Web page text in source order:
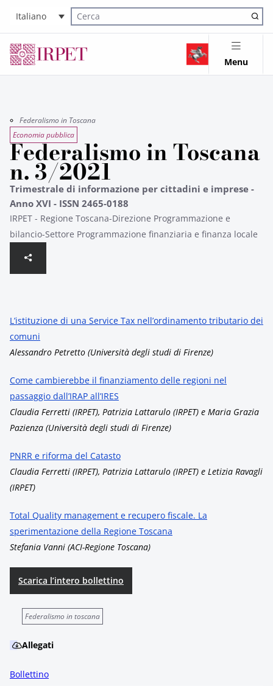
Italiano
Cerca nel sito
Menu
Federalismo in Toscana
Economia pubblica
Federalismo in Toscana
n. 3/2021
Trimestrale di informazione per cittadini e imprese -
Anno XVI - ISSN 2465-0188
IRPET - Regione Toscana-Direzione Programmazione e
bilancio-Settore Programmazione finanziaria e finanza locale
L’istituzione di una Service Tax nell’ordinamento tributario dei
comuni
Alessandro Petretto (Università degli studi di Firenze)
Come cambierebbe il finanziamento delle regioni nel
passaggio dall’IRAP all’IRES
Claudia Ferretti (IRPET), Patrizia Lattarulo (IRPET) e Maria Grazia
Pazienza (Università degli studi di Firenze)
PNRR e riforma del Catasto
Claudia Ferretti (IRPET), Patrizia Lattarulo (IRPET) e Letizia Ravagli
(IRPET)
Total Quality management e recupero fiscale. La
sperimentazione della Regione Toscana
Stefania Vanni (ACI-Regione Toscana)
Scarica l’intero bollettino
Federalismo in toscana
Allegati
Bollettino